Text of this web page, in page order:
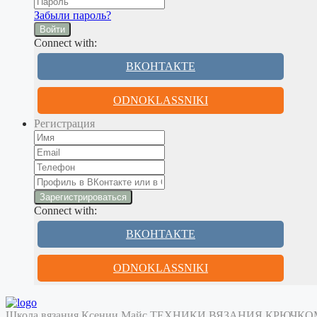
Забыли пароль?
Войти
Connect with:
ВКОНТАКТЕ
ODNOKLASSNIKI
Регистрация
Connect with:
ВКОНТАКТЕ
ODNOKLASSNIKI